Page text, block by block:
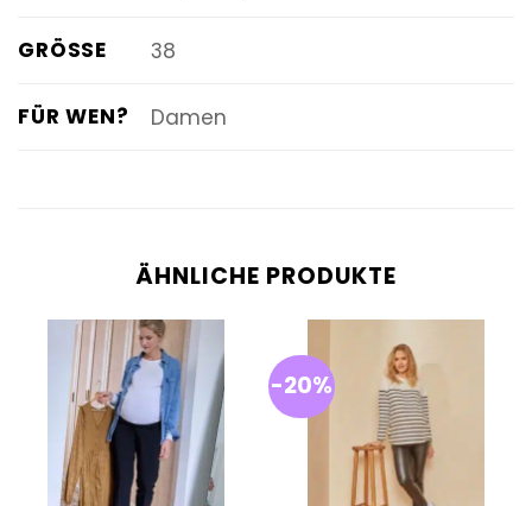
GRÖSSE 38
FÜR WEN? Damen
ÄHNLICHE PRODUKTE
-20%